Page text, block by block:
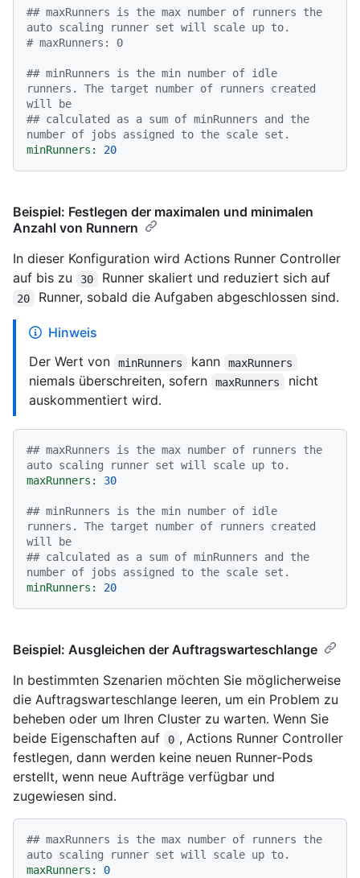
## maxRunners is the max number of runners the
auto scaling runner set will scale up to.
# maxRunners: 0
## minRunners is the min number of idle
runners. The target number of runners created
will be
## calculated as a sum of minRunners and the
number of jobs assigned to the scale set.
minRunners:
20
Beispiel: Festlegen der maximalen und minimalen
Anzahl von Runnern
In dieser Konfiguration wird Actions Runner Controller
auf bis zu
30 Runner skaliert und reduziert sich auf
20 Runner, sobald die Aufgaben abgeschlossen sind.
Hinweis
Der Wert von
minRunners kann maxRunners
niemals überschreiten, sofern maxRunners
nicht
auskommentiert wird.
## maxRunners is the max number of runners the
auto scaling runner set will scale up to.
maxRunners:
30
## minRunners is the min number of idle
runners. The target number of runners created
will be
## calculated as a sum of minRunners and the
number of jobs assigned to the scale set.
minRunners:
20
Beispiel: Ausgleichen der Auftragswarteschlange
In bestimmten Szenarien möchten Sie möglicherweise
die Auftragswarteschlange leeren, um ein Problem zu
beheben oder um Ihren Cluster zu warten. Wenn Sie
beide Eigenschaften auf
0 , Actions Runner Controller
festlegen, dann werden keine neuen Runner-Pods
erstellt, wenn neue Aufträge verfügbar und
zugewiesen sind.
## maxRunners is the max number of runners the
auto scaling runner set will scale up to.
maxRunners:
0